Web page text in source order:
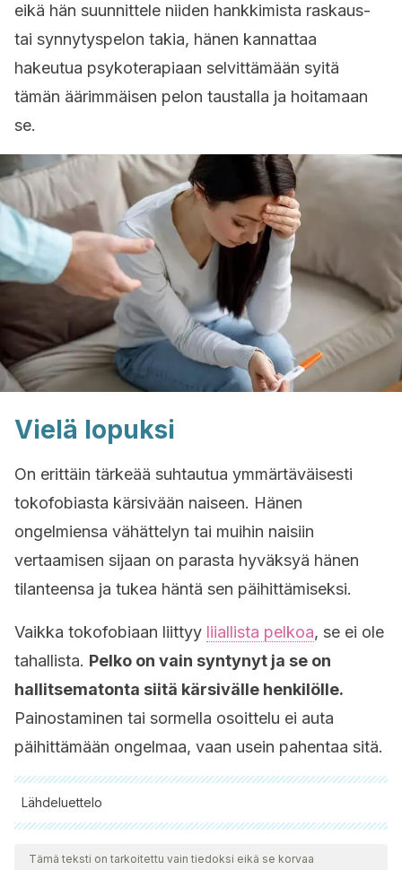
eikä hän suunnittele niiden hankkimista raskaus-
tai synnytyspelon takia, hänen kannattaa
hakeutua psykoterapiaan selvittämään syitä
tämän äärimmäisen pelon taustalla ja hoitamaan
se.
Vielä lopuksi
On erittäin tärkeää suhtautua ymmärtäväisesti
tokofobiasta kärsivään naiseen. Hänen
ongelmiensa vähättelyn tai muihin naisiin
vertaamisen sijaan on parasta hyväksyä hänen
tilanteensa ja tukea häntä sen päihittämiseksi.
Vaikka tokofobiaan liittyy liiallista pelkoa, se ei ole
tahallista. Pelko on vain syntynyt ja se on
hallitsematonta siitä kärsivälle henkilölle.
Painostaminen tai sormella osoittelu ei auta
päihittämään ongelmaa, vaan usein pahentaa sitä.
Lähdeluettelo
Kaikki lainatut lähteet tarkistettiin perusteellisesti tiimimme
toimesta varmistaaksemme niiden laadun, luotettavuuden,
Tämä teksti on tarkoitettu vain tiedoksi eikä se korvaa